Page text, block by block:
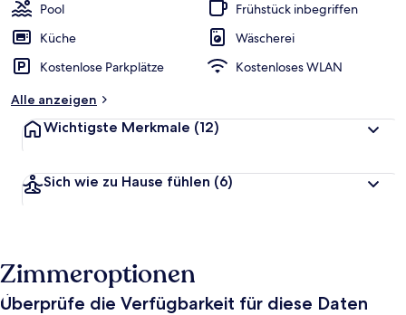
Pool
Frühstück inbegriffen
Küche
Wäscherei
Kostenlose Parkplätze
Kostenloses WLAN
Alle anzeigen
Wichtigste Merkmale (12)
Sich wie zu Hause fühlen (6)
Zimmeroptionen
Überprüfe die Verfügbarkeit für diese Daten